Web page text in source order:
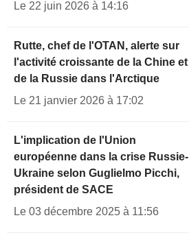
Le 22 juin 2026 à 14:16
Rutte, chef de l'OTAN, alerte sur
l'activité croissante de la Chine et
de la Russie dans l'Arctique
Le 21 janvier 2026 à 17:02
L'implication de l'Union
européenne dans la crise Russie-
Ukraine selon Guglielmo Picchi,
président de SACE
Le 03 décembre 2025 à 11:56